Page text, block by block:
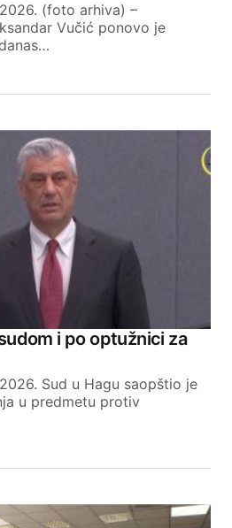
(foto arhiva) –
Vučić ponovo je
i po optužnici za
Sud u Hagu saopštio je
u predmetu protiv